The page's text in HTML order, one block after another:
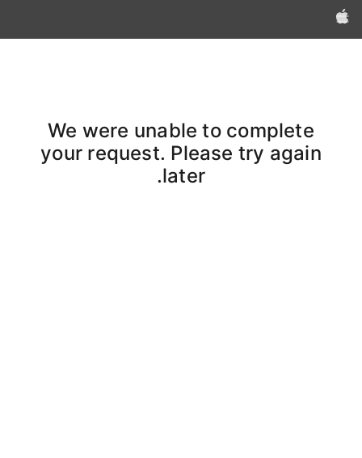
Apple‏
We were unable to complete
your request. Please try again
later.